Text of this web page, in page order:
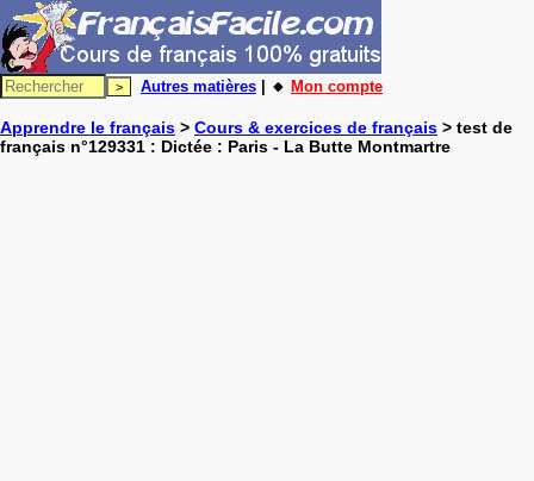
Autres matières | 🔸 Mon compte
Apprendre le français > Cours & exercices de français > test de
français n°129331 : Dictée : Paris - La Butte Montmartre